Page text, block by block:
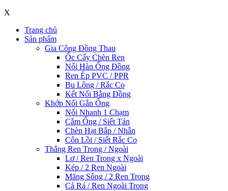
X
Trang chủ
Sản phẩm
Gia Công Đồng Thau
Ốc Cấy Chèn Ren
Nối Hàn Ống Đồng
Ren Ép PVC / PPR
Bu Lông / Rắc Co
Kết Nối Bằng Đồng
Khớp Nối Gắn Ống
Nối Nhanh 1 Chạm
Cắm Ống / Siết Tán
Chèn Hạt Bắp / Nhẫn
Côn Lồi / Siết Rắc Co
Thẳng Ren Trong / Ngoài
Lơ / Ren Trong x Ngoài
Kép / 2 Ren Ngoài
Măng Sông / 2 Ren Trong
Cả Rá / Ren Ngoài Trong